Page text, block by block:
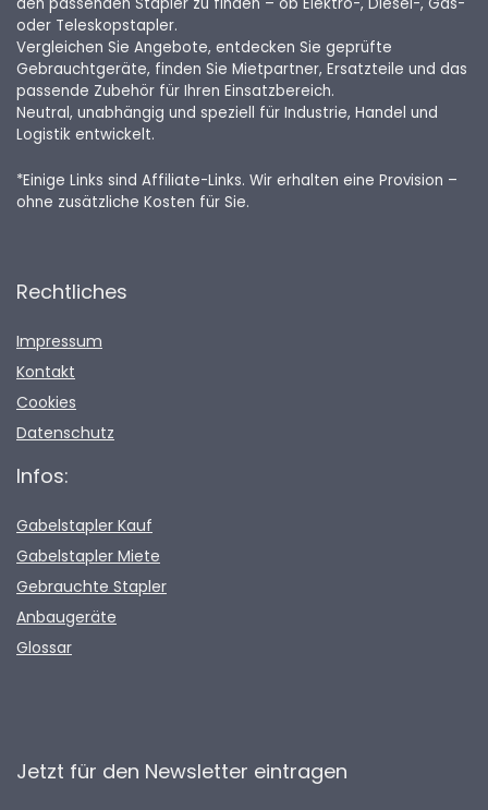
oder Teleskopstapler.
Vergleichen Sie Angebote, entdecken Sie geprüfte
Gebrauchtgeräte, finden Sie Mietpartner, Ersatzteile und das
passende Zubehör für Ihren Einsatzbereich.
Neutral, unabhängig und speziell für Industrie, Handel und
Logistik entwickelt.
*Einige Links sind Affiliate-Links. Wir erhalten eine Provision –
ohne zusätzliche Kosten für Sie.
Rechtliches
Impressum
Kontakt
Cookies
Datenschutz
Infos:
Gabelstapler Kauf
Gabelstapler Miete
Gebrauchte Stapler
Anbaugeräte
Glossar
Jetzt für den Newsletter eintragen